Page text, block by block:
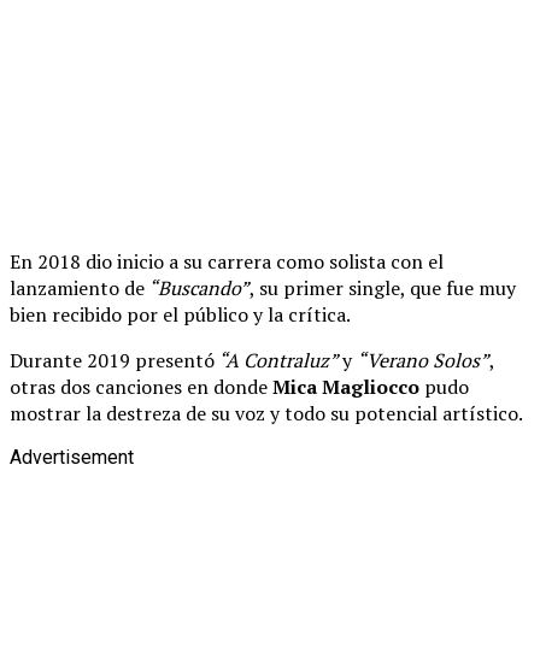
En 2018 dio inicio a su carrera como solista con el
lanzamiento de “Buscando”, su primer single, que fue muy
bien recibido por el público y la crítica.
Durante 2019 presentó “A Contraluz”y “Verano Solos”,
otras dos canciones en dondeMica Magliocco pudo
mostrar la destreza de su voz y todo su potencial artístico.
Advertisement